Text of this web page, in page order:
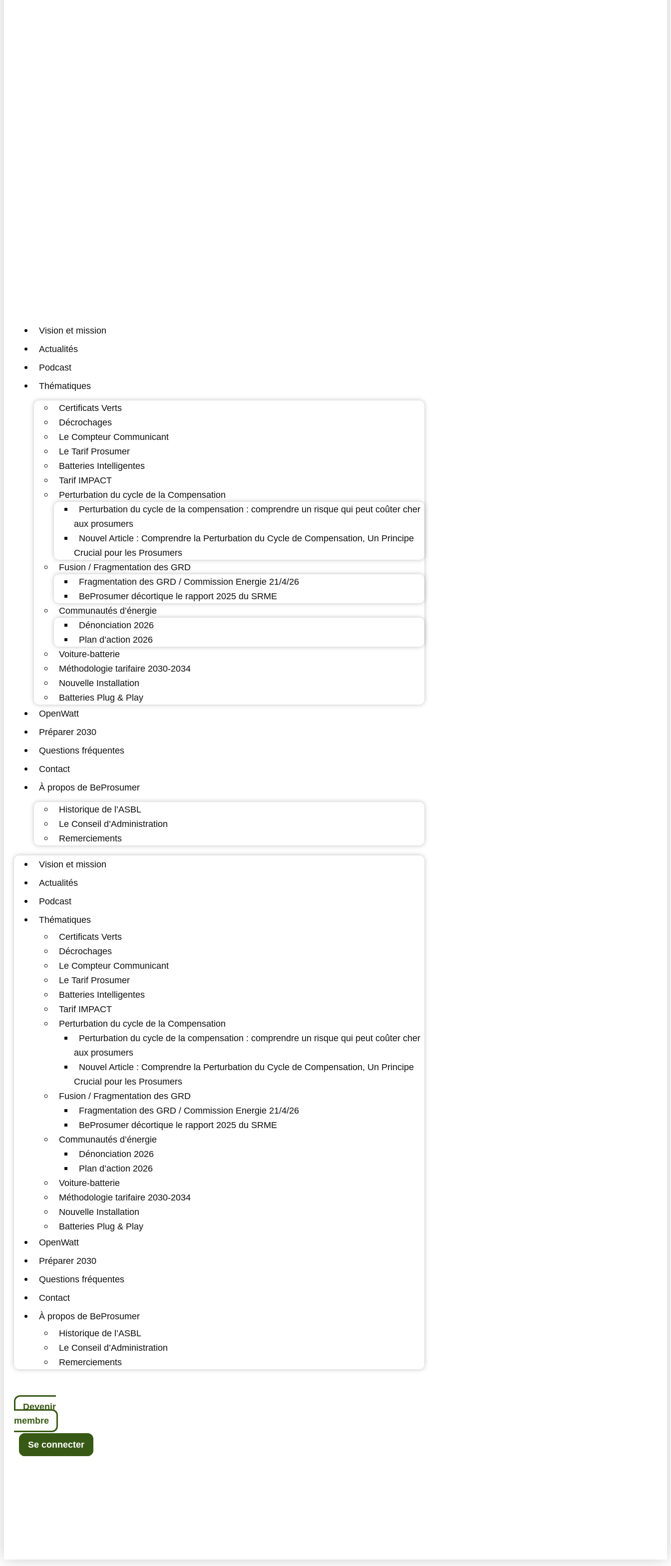
Vision et mission
Actualités
Podcast
Thématiques
Certificats Verts
Décrochages
Le Compteur Communicant
Le Tarif Prosumer
Batteries Intelligentes
Tarif IMPACT
Perturbation du cycle de la Compensation
Perturbation du cycle de la compensation : comprendre un risque qui peut coûter cher
aux prosumers
Nouvel Article : Comprendre la Perturbation du Cycle de Compensation, Un Principe
Crucial pour les Prosumers
Fusion / Fragmentation des GRD
Fragmentation des GRD / Commission Energie 21/4/26
BeProsumer décortique le rapport 2025 du SRME
Communautés d’énergie
Dénonciation 2026
Plan d’action 2026
Voiture-batterie
Méthodologie tarifaire 2030-2034
Nouvelle Installation
Batteries Plug & Play
OpenWatt
Préparer 2030
Questions fréquentes
Contact
À propos de BeProsumer
Historique de l’ASBL
Le Conseil d’Administration
Remerciements
Vision et mission
Actualités
Podcast
Thématiques
Certificats Verts
Décrochages
Le Compteur Communicant
Le Tarif Prosumer
Batteries Intelligentes
Tarif IMPACT
Perturbation du cycle de la Compensation
Perturbation du cycle de la compensation : comprendre un risque qui peut coûter cher
aux prosumers
Nouvel Article : Comprendre la Perturbation du Cycle de Compensation, Un Principe
Crucial pour les Prosumers
Fusion / Fragmentation des GRD
Fragmentation des GRD / Commission Energie 21/4/26
BeProsumer décortique le rapport 2025 du SRME
Communautés d’énergie
Dénonciation 2026
Plan d’action 2026
Voiture-batterie
Méthodologie tarifaire 2030-2034
Nouvelle Installation
Batteries Plug & Play
OpenWatt
Préparer 2030
Questions fréquentes
Contact
À propos de BeProsumer
Historique de l’ASBL
Le Conseil d’Administration
Remerciements
Devenir
membre
Se connecter